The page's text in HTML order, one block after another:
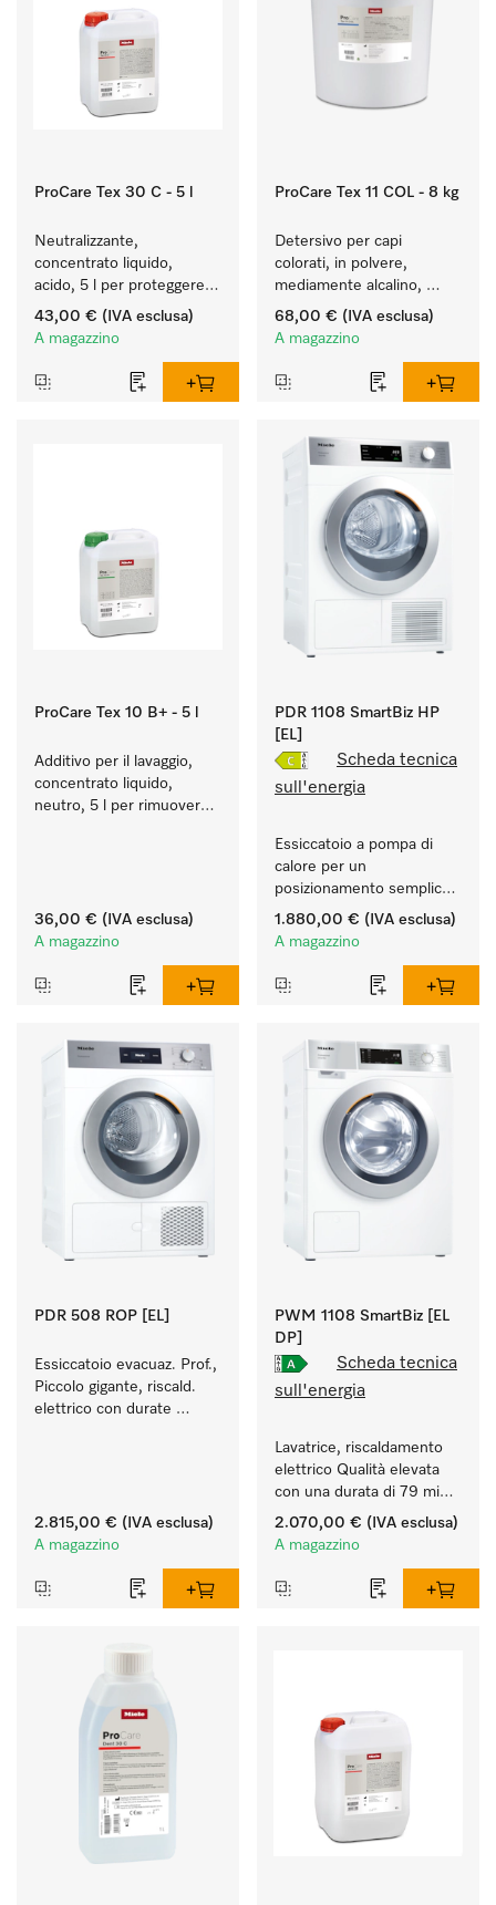
ProCare Tex 30 C - 5 l
Neutralizzante,
concentrato liquido,
acido, 5 l per proteggere
in modo ottimale i tessuti
mediante neutralizzazione
43,00 € (IVA esclusa)
A magazzino
ProCare Tex 11 COL - 8 kg
Detersivo per capi
colorati, in polvere,
mediamente alcalino,
8 kg per preservare i
colori e il lavaggio dei capi
68,00 € (IVA esclusa)
A magazzino
ProCare Tex 10 B+ - 5 l
Additivo per il lavaggio,
concentrato liquido,
neutro, 5 l per rimuovere
36,00 € (IVA esclusa)
A magazzino
PDR 1108 SmartBiz HP
[EL]
Scheda tecnica
sull'energia
Essiccatoio a pompa di
calore per un
posizionamento semplice,
flessibile e senza
conduttura di sfiato.
1.880,00 € (IVA esclusa)
A magazzino
PDR 508 ROP [EL]
Essiccatoio evacuaz. Prof.,
Piccolo gigante, riscald.
elettrico con durate
2.815,00 € (IVA esclusa)
A magazzino
PWM 1108 SmartBiz [EL
DP]
Scheda tecnica
sull'energia
Lavatrice, riscaldamento
elettrico Qualità elevata
con una durata di 79 min,
semplice posizionamento.
2.070,00 € (IVA esclusa)
A magazzino